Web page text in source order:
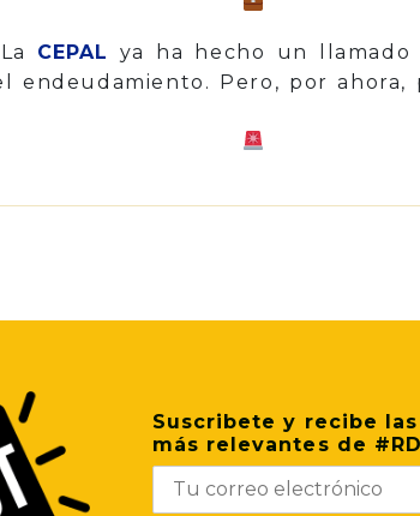
CEPAL
ya ha hecho un
endeudamiento. Pero, por
Suscribete y recibe
más relevantes de